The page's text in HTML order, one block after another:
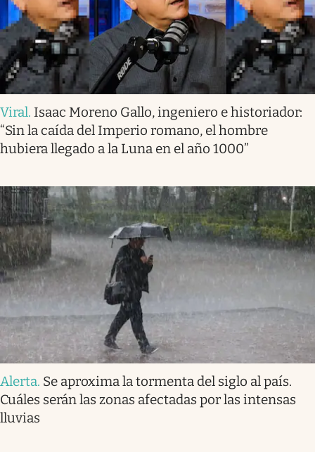
Viral. Isaac Moreno Gallo, ingeniero e historiador:
“Sin la caída del Imperio romano, el hombre
hubiera llegado a la Luna en el año 1000”
Alerta. Se aproxima la tormenta del siglo al país.
Cuáles serán las zonas afectadas por las intensas
lluvias